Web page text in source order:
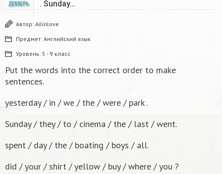
ДЕКАБРЬ
. Sunday…
Автор: Ailinlove
Предмет: Английский язык
Уровень: 5 - 9 класс
Put the words into the correct order to make
sentences.
yesterday / in / we / the / were / park .
Sunday / they / to / cinema / the / last / went.
spent / day / the / boating / boys / all.
did / your / shirt / yellow / buy / where / you ?